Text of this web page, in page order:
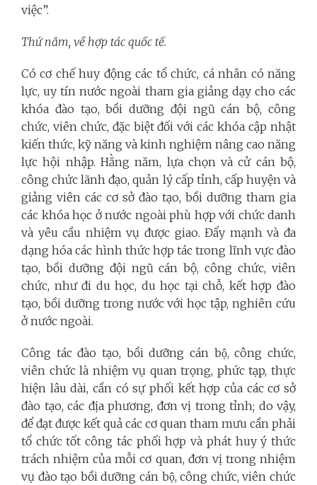
việc”.
Thứ năm, về hợp tác quốc tế.
Có cơ chế huy động các tổ chức, cá nhân có năng
lực, uy tín nước ngoài tham gia giảng dạy cho các
khóa đào tạo, bồi dưỡng đội ngũ cán bộ, công
chức, viên chức, đặc biệt đối với các khóa cập nhật
kiến thức, kỹ năng và kinh nghiệm nâng cao năng
lực hội nhập. Hằng năm, lựa chọn và cử cán bộ,
công chức lãnh đạo, quản lý cấp tỉnh, cấp huyện và
giảng viên các cơ sở đào tạo, bồi dưỡng tham gia
các khóa học ở nước ngoài phù hợp với chức danh
và yêu cầu nhiệm vụ được giao. Đẩy mạnh và đa
dạng hóa các hình thức hợp tác trong lĩnh vực đào
tạo, bồi dưỡng đội ngũ cán bộ, công chức, viên
chức, như đi du học, du học tại chỗ, kết hợp đào
tạo, bồi dưỡng trong nước với học tập, nghiên cứu
ở nước ngoài.
Công tác đào tạo, bồi dưỡng cán bộ, công chức,
viên chức là nhiệm vụ quan trọng, phức tạp, thực
hiện lâu dài, cần có sự phối kết hợp của các cơ sở
đào tạo, các địa phương, đơn vị trong tỉnh; do vậy,
để đạt được kết quả các cơ quan tham mưu cần phải
tổ chức tốt công tác phối hợp và phát huy ý thức
trách nhiệm của mỗi cơ quan, đơn vị trong nhiệm
vụ đào tạo bồi dưỡng cán bộ, công chức, viên chức